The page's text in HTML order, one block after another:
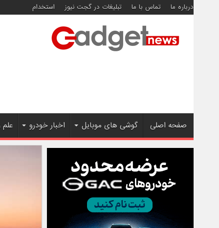
درباره ما تماس با ما تبلیغات در گجت نیوز استخدام
صفحه اصلی گوشی های موبایل اخبار خودرو